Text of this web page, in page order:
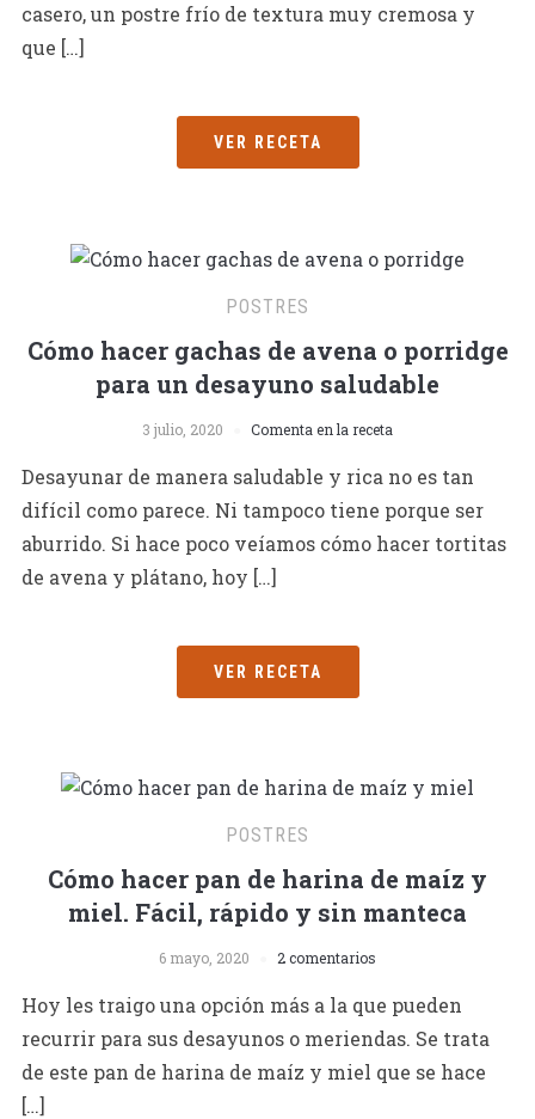
casero, un postre frío de textura muy cremosa y
que […]
VER RECETA
POSTRES
Cómo hacer gachas de avena o porridge
para un desayuno saludable
3 julio, 2020 Comenta en la receta
Desayunar de manera saludable y rica no es tan
difícil como parece. Ni tampoco tiene porque ser
aburrido. Si hace poco veíamos cómo hacer tortitas
de avena y plátano, hoy […]
VER RECETA
POSTRES
Cómo hacer pan de harina de maíz y
miel. Fácil, rápido y sin manteca
6 mayo, 2020 2 comentarios
Hoy les traigo una opción más a la que pueden
recurrir para sus desayunos o meriendas. Se trata
de este pan de harina de maíz y miel que se hace
[…]